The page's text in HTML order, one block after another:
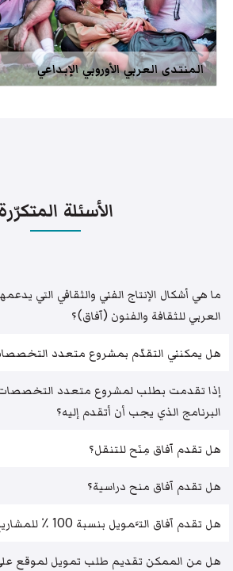
المنتدى العربي الأوروبي الإبداعي
الأسئلة المتكرّرة
ما هي أشكال الإنتاج الفني والثقافي التي
العربي للثقافة والفنون (آفاق)؟
هل يمكنني التقدّم بمشروع متعدد
إذا تقدمت بطلب لمشروع متعدد
البرنامج الذي يجب أن أتقدم إليه؟
هل تقدم آفاق مِنَح للتنقل؟
هل تقدم آفاق منح دراسية؟
هل تقدم آفاق التَّمويل بنسبة 100 ٪ للمشاريع؟
هل من الممكن تقديم طلب تمويل لموقع على